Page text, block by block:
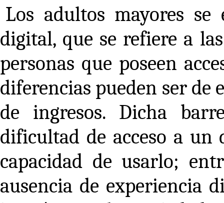
Los adultos mayores
digital, que se refiere a
personas que poseen
diferencias pueden ser de
de ingresos. Dicha
dificultad de acceso a un
capacidad de usarlo;
ausencia de experiencia